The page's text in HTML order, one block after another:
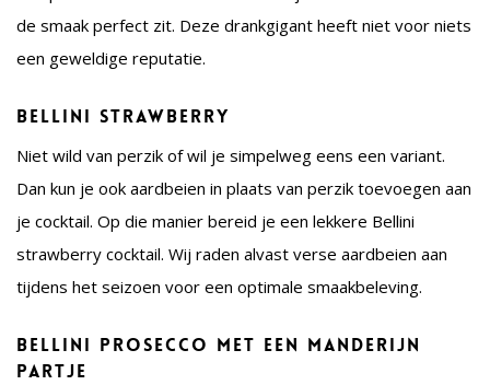
de smaak perfect zit. Deze drankgigant heeft niet voor niets
een geweldige reputatie.
Bellini strawberry
Niet wild van perzik of wil je simpelweg eens een variant.
Dan kun je ook aardbeien in plaats van perzik toevoegen aan
je cocktail. Op die manier bereid je een lekkere Bellini
strawberry cocktail. Wij raden alvast verse aardbeien aan
tijdens het seizoen voor een optimale smaakbeleving.
Bellini prosecco met een manderijn
partje